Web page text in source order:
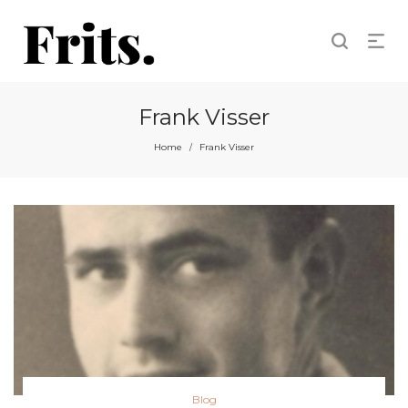
Frank Visser
Home / Frank Visser
Posted
Blog